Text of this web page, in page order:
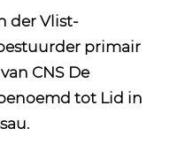
der Vlist-
primair
CNS De
tot Lid in